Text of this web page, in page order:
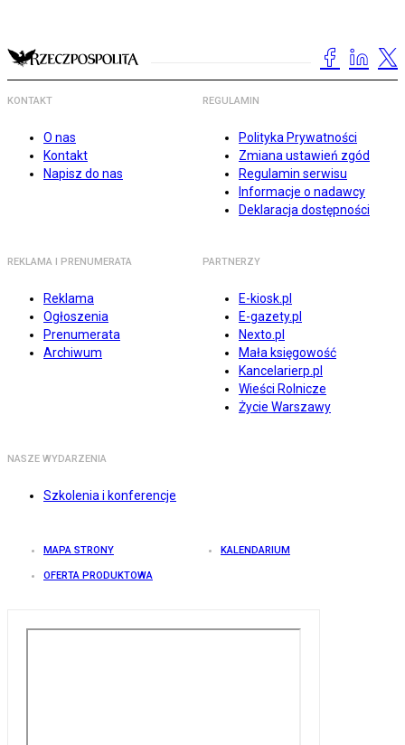
KONTAKT
O nas
Kontakt
Napisz do nas
REGULAMIN
Polityka Prywatności
Zmiana ustawień zgód
Regulamin serwisu
Informacje o nadawcy
Deklaracja dostępności
REKLAMA I PRENUMERATA
Reklama
Ogłoszenia
Prenumerata
Archiwum
PARTNERZY
E-kiosk.pl
E-gazety.pl
Nexto.pl
Mała księgowość
Kancelarierp.pl
Wieści Rolnicze
Życie Warszawy
NASZE WYDARZENIA
Szkolenia i konferencje
MAPA STRONY KALENDARIUM
OFERTA PRODUKTOWA